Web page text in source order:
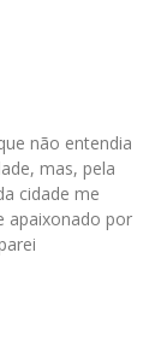
não entendia
mas, pela
cidade me
apaixonado por